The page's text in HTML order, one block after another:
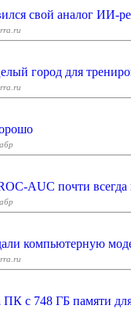
свой аналог ИИ-
город для
почти
компьютерную
с 748 ГБ памяти